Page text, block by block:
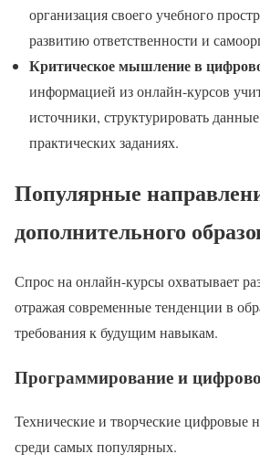
организация своего учебного
развитию ответственности и
Критическое мышление в
информацией из онлайн-курсов
источники, структурировать
практических заданиях.
Популярные
дополнительного
Спрос на онлайн-курсы охватывает
отражая современные тенденции в
требования к будущим навыкам.
Программирование и
Технические и творческие цифровые
среди самых популярных.